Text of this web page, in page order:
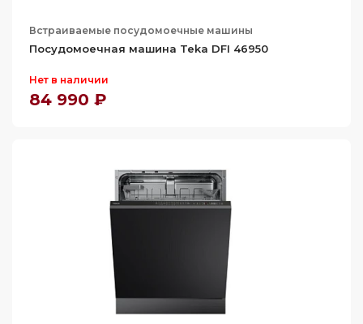
Встраиваемые посудомоечные машины
Посудомоечная машина Teka DFI 46950
Нет в наличии
84 990 ₽